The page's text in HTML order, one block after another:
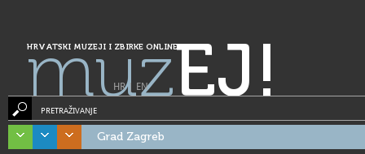
HRVATSKI MUZEJI I ZBIRKE ONLINE
muzEJ!
HR| EN
PRETRAŽIVANJE
Grad Zagreb